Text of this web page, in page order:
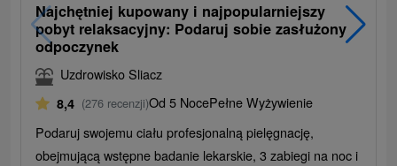
Najchętniej kupowany i najpopularniejszy
pobyt relaksacyjny: Podaruj sobie zasłużony
odpoczynek
Uzdrowisko Sliacz
8,4 (276 recenzji)Od 5 NocePełne Wyżywienie
Podaruj swojemu ciału profesjonalną pielęgnację,
obejmującą wstępne badanie lekarskie, 3 zabiegi na noc i